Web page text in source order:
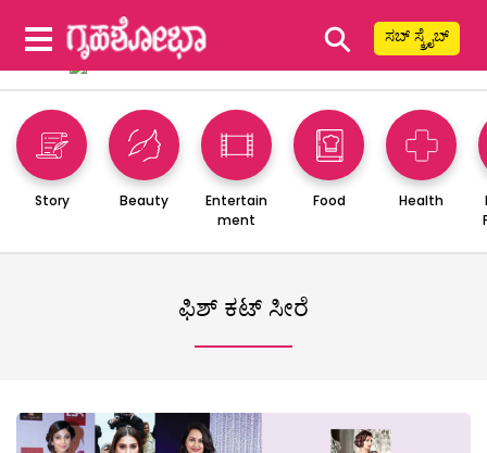
⚲ ಸಬ್ ಸ್ಕ್ರೈಬ್
Story Beauty
Entertain
ment
Food Health
ಫಿಶ್ ಕಟ್ ಸೀರೆ